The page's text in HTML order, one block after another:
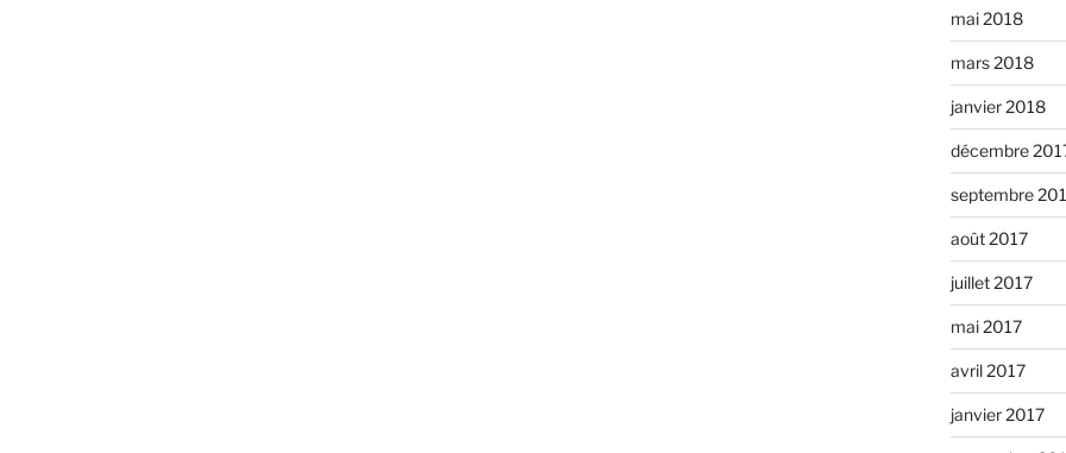
mai 2018
mars 2018
janvier 2018
décembre
septembre
août 2017
juillet 2017
mai 2017
avril 2017
janvier 2017